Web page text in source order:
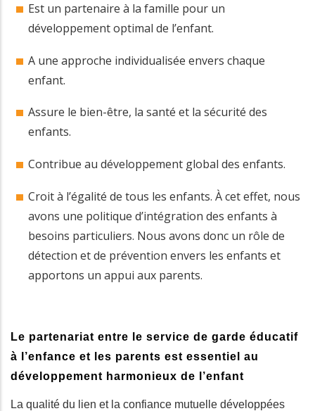
Est un partenaire à la famille pour un
développement optimal de l’enfant.
A une approche individualisée envers chaque
enfant.
Assure le bien-être, la santé et la sécurité des
enfants.
Contribue au développement global des enfants.
Croit à l’égalité de tous les enfants. À cet effet, nous
avons une politique d’intégration des enfants à
besoins particuliers. Nous avons donc un rôle de
détection et de prévention envers les enfants et
apportons un appui aux parents.
Le partenariat entre le service de garde éducatif
à l’enfance et les parents est essentiel au
développement harmonieux de l’enfant
La qualité du lien et la confiance mutuelle développées